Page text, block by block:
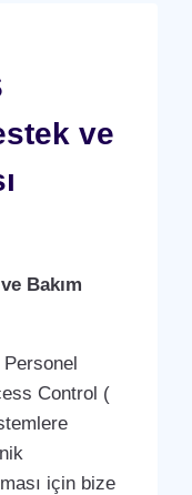
ve
Bakım
Control (
için bize